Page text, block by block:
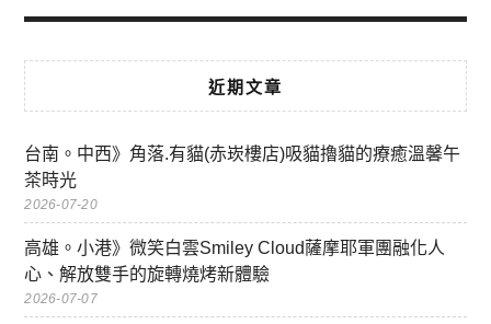
近期文章
台南。中西》角落.有貓(赤崁樓店)吸貓擼貓的療癒溫馨午
茶時光
2026-07-20
高雄。小港》微笑白雲Smiley Cloud薩摩耶軍團融化人
心、解放雙手的旋轉燒烤新體驗
2026-07-07